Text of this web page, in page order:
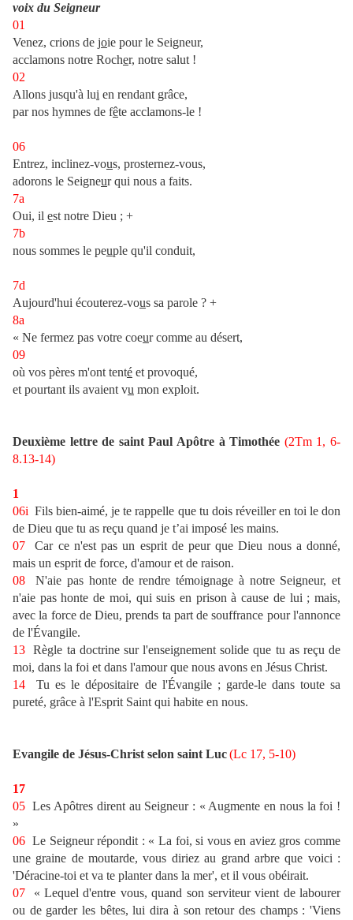
voix du Seigneur
01
Venez, crions de joie pour le Seigneur,
acclamons notre Rocher, notre salut !
02
Allons jusqu'à lui en rendant grâce,
par nos hymnes de fête acclamons-le !
06
Entrez, inclinez-vous, prosternez-vous,
adorons le Seigneur qui nous a faits.
7a
Oui, il est notre Dieu ; +
7b
nous sommes le peuple qu'il conduit,
7d
Aujourd'hui écouterez-vous sa parole ? +
8a
« Ne fermez pas votre coeur comme au désert,
09
où vos pères m'ont tenté et provoqué,
et pourtant ils avaient vu mon exploit.
Deuxième lettre de saint Paul Apôtre à Timothée (2Tm 1, 6-
8.13-14)
1
06iFils bien-aimé, je te rappelle que tu dois réveiller en toi le don
de Dieu que tu as reçu quand je t’ai imposé les mains.
07Car ce n'est pas un esprit de peur que Dieu nous a donné,
mais un esprit de force, d'amour et de raison.
08N'aie pas honte de rendre témoignage à notre Seigneur, et
n'aie pas honte de moi, qui suis en prison à cause de lui ; mais,
avec la force de Dieu, prends ta part de souffrance pour l'annonce
de l'Évangile.
13Règle ta doctrine sur l'enseignement solide que tu as reçu de
moi, dans la foi et dans l'amour que nous avons en Jésus Christ.
14Tu es le dépositaire de l'Évangile ; garde-le dans toute sa
pureté, grâce à l'Esprit Saint qui habite en nous.
Evangile de Jésus-Christ selon saint Luc(Lc 17, 5-10)
17
05Les Apôtres dirent au Seigneur : « Augmente en nous la foi !
»
06Le Seigneur répondit : « La foi, si vous en aviez gros comme
une graine de moutarde, vous diriez au grand arbre que voici :
'Déracine-toi et va te planter dans la mer', et il vous obéirait.
07 « Lequel d'entre vous, quand son serviteur vient de labourer
ou de garder les bêtes, lui dira à son retour des champs : 'Viens